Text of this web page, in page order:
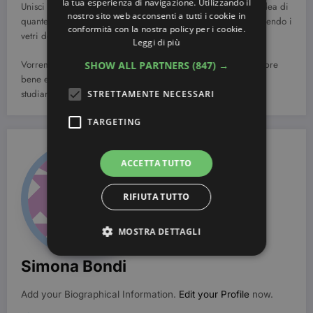
Unisci l’utile al dilettevole e pulisci a fondo la tua casa. Hai idea di
quante calori puoi consumare passando l’aspirapolvere o pulendo i
vetri delle finestre? Provare per credere!
Vorremo concludere ricordandovi che per ogni dieta e’ sempre
bene essere seguite da uno specialista del settore che saprà
studiare una dieta idonea per voi.
Simona Bondi
Add your Biographical Information. Edit your Profile now.
nostro sito web acconsenti a tutti i cookie in
conformità con la nostra policy per i cookie.
Leggi di più
SHOW ALL PARTNERS (847) →
STRETTAMENTE NECESSARI
TARGETING
ACCETTA TUTTO
RIFIUTA TUTTO
MOSTRA DETTAGLI